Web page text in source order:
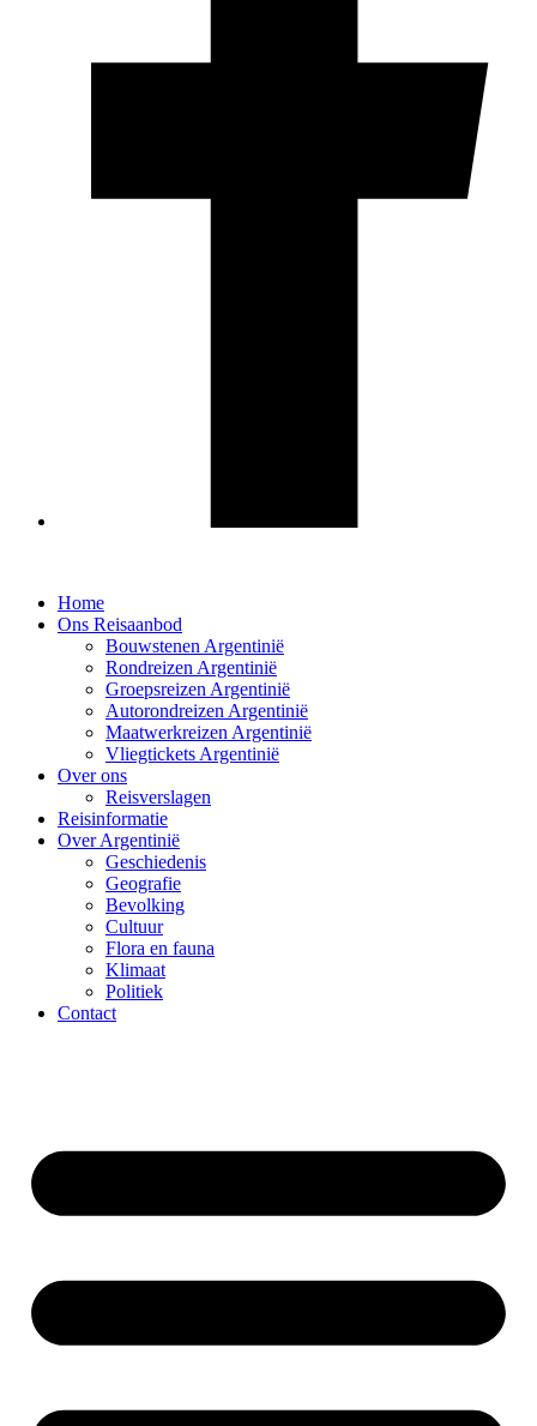
Home
Ons Reisaanbod
Bouwstenen Argentinië
Rondreizen Argentinië
Groepsreizen Argentinië
Autorondreizen Argentinië
Maatwerkreizen Argentinië
Vliegtickets Argentinië
Over ons
Reisverslagen
Reisinformatie
Over Argentinië
Geschiedenis
Geografie
Bevolking
Cultuur
Flora en fauna
Klimaat
Politiek
Contact